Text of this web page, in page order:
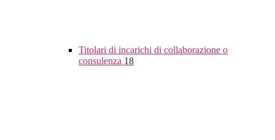
Titolari di incarichi di collaborazione o
consulenza 18